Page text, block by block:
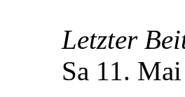
Letzter
Sa 11.